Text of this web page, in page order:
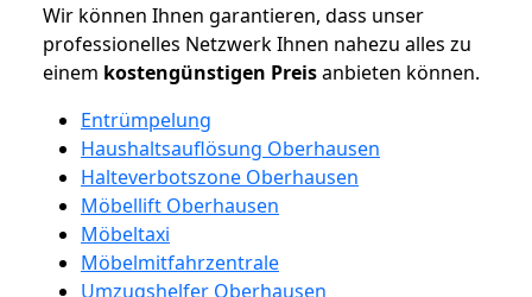
Wir können Ihnen garantieren, dass unser
professionelles Netzwerk Ihnen nahezu alles zu
einem kostengünstigen Preisanbieten können.
Entrümpelung
Haushaltsauflösung Oberhausen
Halteverbotszone Oberhausen
Möbellift Oberhausen
Möbeltaxi
Möbelmitfahrzentrale
Umzugshelfer Oberhausen